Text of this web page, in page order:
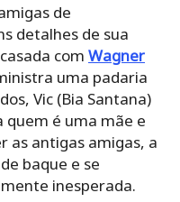
de
detalhes de sua
com Wagner
uma padaria
Vic (Bia Santana)
quem é uma mãe e
as antigas amigas, a
baque e se
inesperada.